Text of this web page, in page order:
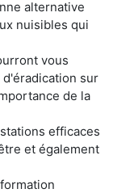
alternative
nuisibles qui
vous
sur
de la
efficaces
et également